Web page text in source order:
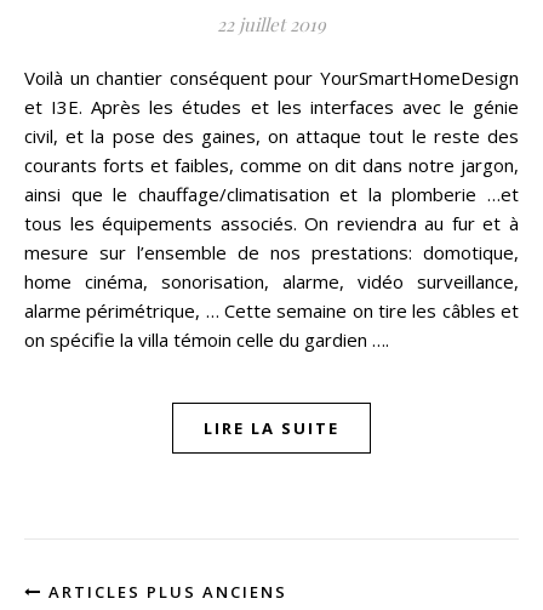
22 juillet 2019
Voilà un chantier conséquent pour YourSmartHomeDesign
et I3E. Après les études et les interfaces avec le génie
civil, et la pose des gaines, on attaque tout le reste des
courants forts et faibles, comme on dit dans notre jargon,
ainsi que le chauffage/climatisation et la plomberie …et
tous les équipements associés. On reviendra au fur et à
mesure sur l’ensemble de nos prestations: domotique,
home cinéma, sonorisation, alarme, vidéo surveillance,
alarme périmétrique, … Cette semaine on tire les câbles et
on spécifie la villa témoin celle du gardien ….
LIRE LA SUITE
ARTICLES PLUS ANCIENS